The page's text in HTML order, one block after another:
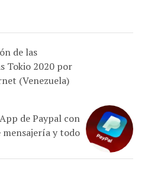
Tokio 2020 por
(Venezuela)
mensajería y todo